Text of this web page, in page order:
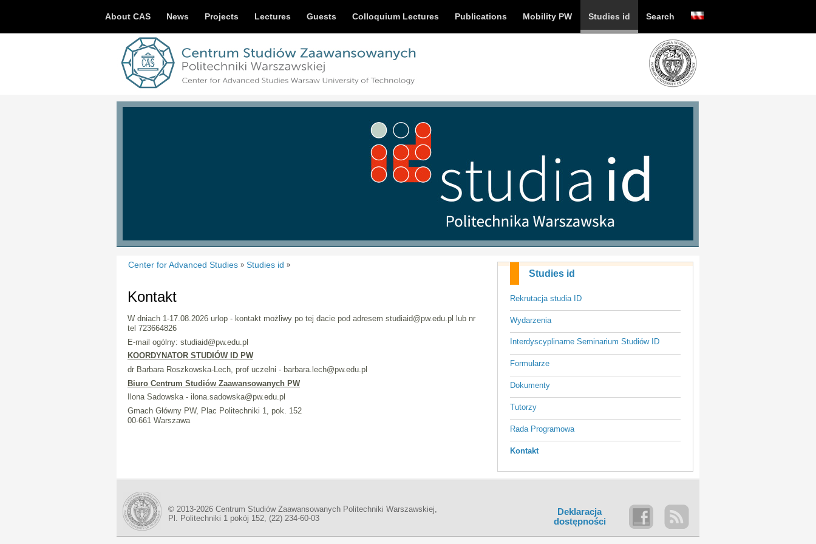
About CAS News Projects Lectures Guests Colloquium Lectures Publications Mobility PW Studies id Search
Studies id
Rekrutacja studia ID
Wydarzenia
Interdyscyplinarne Seminarium Studiów ID
Formularze
Dokumenty
Tutorzy
Rada Programowa
Kontakt
Center for Advanced Studies » Studies id »
Kontakt
W dniach 1-17.08.2026 urlop - kontakt możliwy po tej dacie pod adresem studiaid@pw.edu.pl lub nr
tel 723664826
E-mail ogólny: studiaid@pw.edu.pl
KOORDYNATOR STUDIÓW ID PW
dr Barbara Roszkowska-Lech, prof uczelni - barbara.lech@pw.edu.pl
Biuro Centrum Studiów Zaawansowanych PW
Ilona Sadowska - ilona.sadowska@pw.edu.pl
Gmach Główny PW, Plac Politechniki 1, pok. 152
00-661 Warszawa
Deklaracja
dostępności
© 2013-2026 Centrum Studiów Zaawansowanych Politechniki Warszawskiej,
Pl. Politechniki 1 pokój 152, (22) 234-60-03